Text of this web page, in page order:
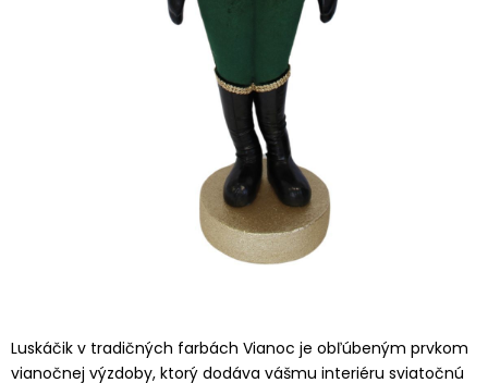
Luskáčik v tradičných farbách Vianoc je obľúbeným prvkom
vianočnej výzdoby, ktorý dodáva vášmu interiéru sviatočnú